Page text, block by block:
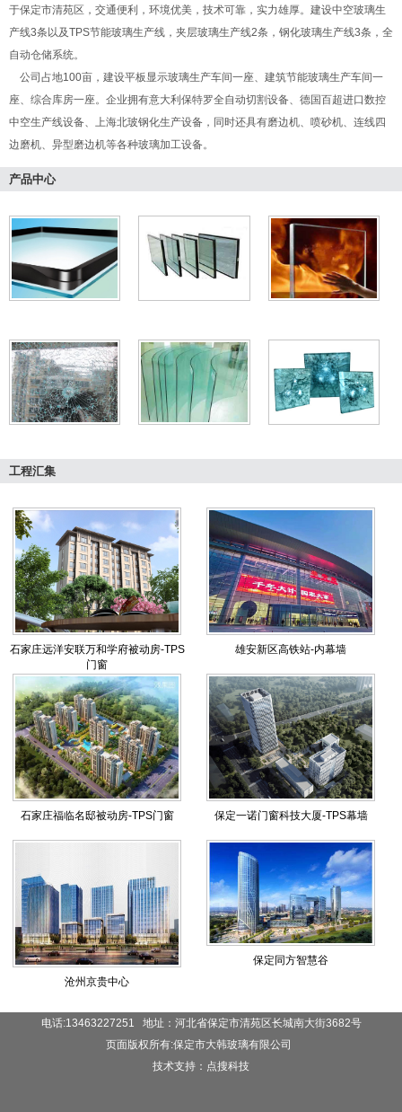
于保定市清苑区，交通便利，环境优美，技术可靠，实力雄厚。建设中空玻璃生
产线3条以及TPS节能玻璃生产线，夹层玻璃生产线2条，钢化玻璃生产线3条，全
自动仓储系统。
公司占地100亩，建设平板显示玻璃生产车间一座、建筑节能玻璃生产车间一
座、综合库房一座。企业拥有意大利保特罗全自动切割设备、德国百超进口数控
中空生产线设备、上海北玻钢化生产设备，同时还具有磨边机、喷砂机、连线四
边磨机、异型磨边机等各种玻璃加工设备。
产品中心
工程汇集
石家庄远洋安联万和学府被动房-TPS
门窗
雄安新区高铁站-内幕墙
石家庄福临名邸被动房-TPS门窗 保定一诺门窗科技大厦-TPS幕墙
沧州京贵中心
保定同方智慧谷
电话:13463227251 地址：河北省保定市清苑区长城南大街3682号
页面版权所有:保定市大韩玻璃有限公司
技术支持：点搜科技